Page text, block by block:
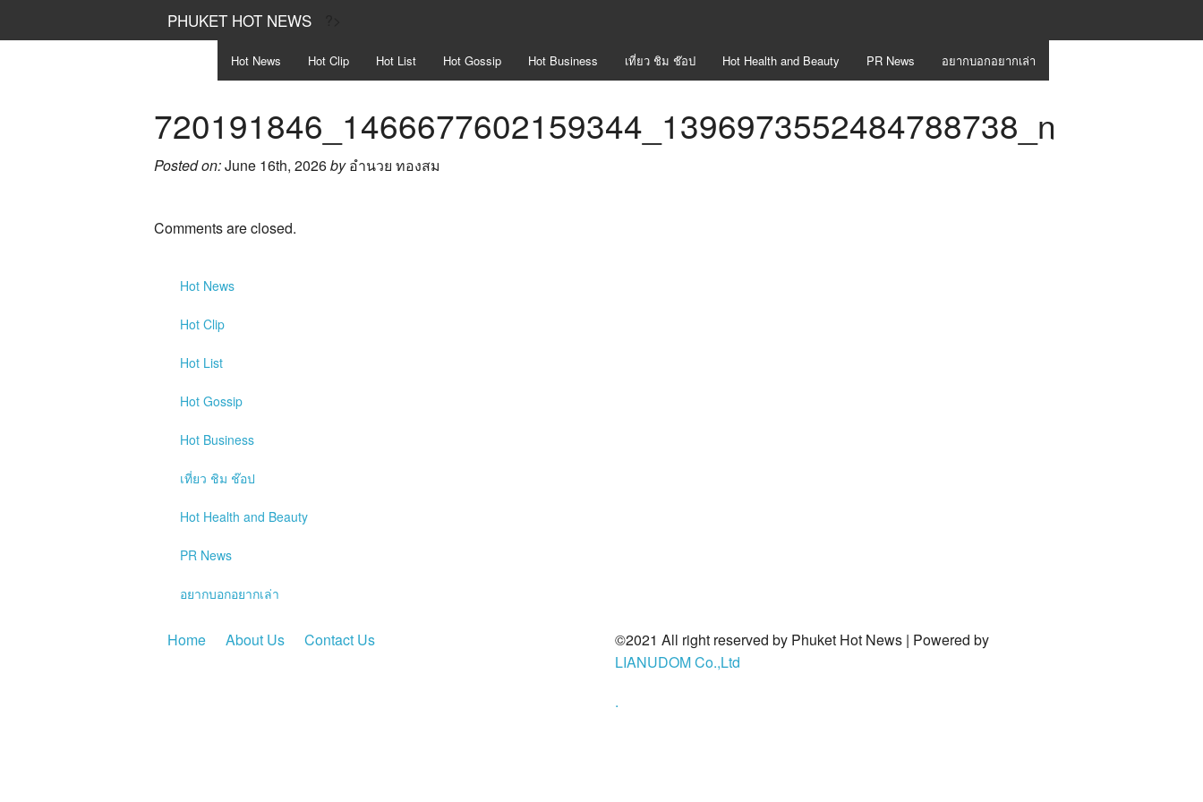
PHUKET HOT NEWS
Hot News Hot Clip Hot List Hot Gossip Hot Business เที่ยว ชิม ช๊อป Hot Health and Beauty PR News อยากบอกอยากเล่า
720191846_1466677602159344_1396973552484788738_n
Posted on:June 16th, 2026byอำนวย ทองสม
Comments are closed.
Hot News
Hot Clip
Hot List
Hot Gossip
Hot Business
เที่ยว ชิม ช๊อป
Hot Health and Beauty
PR News
อยากบอกอยากเล่า
Home About Us Contact Us
©2021 All right reserved by Phuket Hot News | Powered by
LIANUDOM Co.,Ltd
.